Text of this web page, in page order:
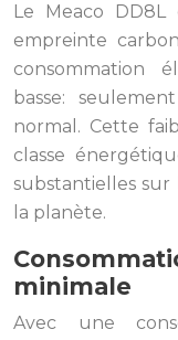
Le Meaco
empreinte
consommation
basse:
normal. Cette
classe
substantielles
la planète.
minimale
Avec une